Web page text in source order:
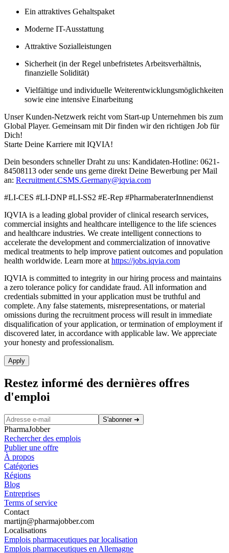
Ein attraktives Gehaltspaket
Moderne IT-Ausstattung
Attraktive Sozialleistungen
Sicherheit (in der Regel unbefristetes Arbeitsverhältnis,
finanzielle Solidität)
Vielfältige und individuelle Weiterentwicklungsmöglichkeiten
sowie eine intensive Einarbeitung
Unser Kunden-Netzwerk reicht vom Start-up Unternehmen bis zum
Global Player. Gemeinsam mit Dir finden wir den richtigen Job für
Dich!
Starte Deine Karriere mit IQVIA!
Dein besonders schneller Draht zu uns: Kandidaten-Hotline: 0621-
84508113 oder sende uns gerne direkt Deine Bewerbung per Mail
an: Recruitment.CSMS.Germany@iqvia.com
#LI-CES #LI-DNP #LI-SS2 #E-Rep #PharmaberaterInnendienst
IQVIA is a leading global provider of clinical research services,
commercial insights and healthcare intelligence to the life sciences
and healthcare industries. We create intelligent connections to
accelerate the development and commercialization of innovative
medical treatments to help improve patient outcomes and population
health worldwide. Learn more at https://jobs.iqvia.com
IQVIA is committed to integrity in our hiring process and maintains
a zero tolerance policy for candidate fraud. All information and
credentials submitted in your application must be truthful and
complete. Any false statements, misrepresentations, or material
omissions during the recruitment process will result in immediate
disqualification of your application, or termination of employment if
discovered later, in accordance with applicable law. We appreciate
your honesty and professionalism.
Apply
Restez informé des dernières offres
d'emploi
S'abonner ➜
PharmaJobber
Rechercher des emplois
Publier une offre
À propos
Catégories
Régions
Blog
Entreprises
Terms of service
Contact
martijn@pharmajobber.com
Localisations
Emplois pharmaceutiques par localisation
Emplois pharmaceutiques en Allemagne